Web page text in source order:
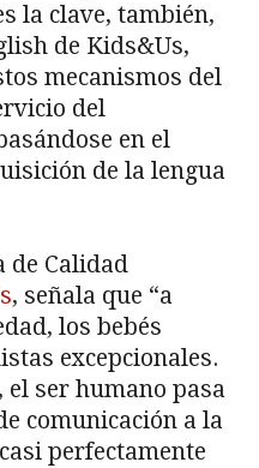
la clave, también,
de Kids&Us,
mecanismos del
del
en el
de la lengua
de Calidad
, señala que “a
los bebés
excepcionales.
el ser humano pasa
comunicación a la
perfectamente